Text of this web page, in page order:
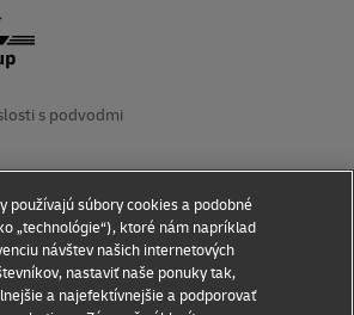
s podvodmi
súkromia
používajú súbory cookies a podobné
„technológie“), ktoré nám napríklad
návštev našich internetových
nastaviť naše ponuky tak,
a najefektívnejšie a podporovať